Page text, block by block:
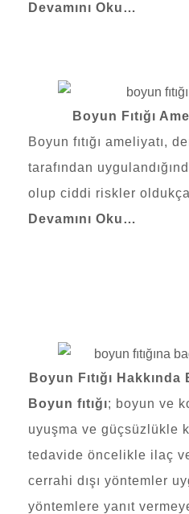
Devamını Oku…
Boyun Fıtığı
Boyun fıtığı ameliyatı,
tarafından
olup ciddi riskler
Devamını Oku…
Boyun Fıtığı
Boyun fıtığı; boyun ve
uyuşma ve güçsüzlükle
tedavide öncelikle ilaç
cerrahi dışı yöntemler
yöntemlere yanıt